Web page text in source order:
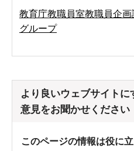
教育庁教職員室教職員企
グループ
より良いウェブサイト
意見をお聞かせください
このページの情報は役に